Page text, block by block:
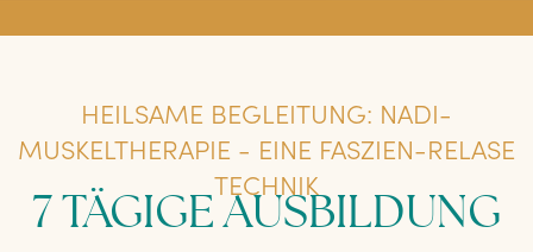
HEILSAME BEGLEITUNG: NADI-
MUSKELTHERAPIE - EINE FASZIEN-RELASE
TECHNIK
7 TÄGIGE AUSBILDUNG